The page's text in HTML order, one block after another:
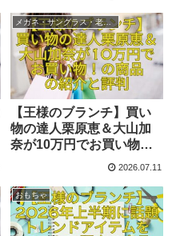
メガネ・サングラス・老眼鏡
【王様のブランチ】買い
物の達人栗原恵＆大山加
奈が10万円でお買い物！
の商品の紹介と評判
2026.07.11
おもちゃ